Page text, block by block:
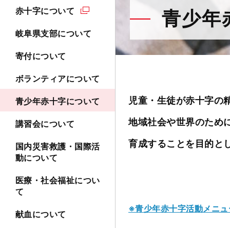
赤十字について
岐阜県支部について
寄付について
ボランティアについて
青少年赤十字について
講習会について
国内災害救護・国際活
動について
医療・社会福祉につい
て
献血について
青少年
児童・生徒が赤十字の
地域社会や世界のため
育成することを目的と
※青少年赤十字活動メニ